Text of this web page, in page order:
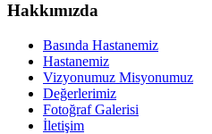
Hakkımızda
Basında Hastanemiz
Hastanemiz
Vizyonumuz Misyonumuz
Değerlerimiz
Fotoğraf Galerisi
İletişim